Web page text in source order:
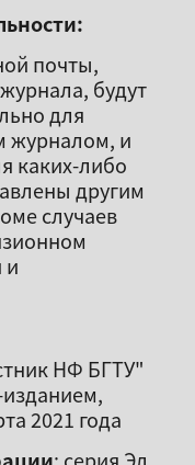
почты,
будут
для
журналом, и
каких-либо
другим
случаев
и
НФ БГТУ"
2021 года